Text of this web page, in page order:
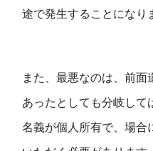
途で発生することになり
また、最悪なのは、前面
あったとしても分岐して
名義が個人所有で、場合